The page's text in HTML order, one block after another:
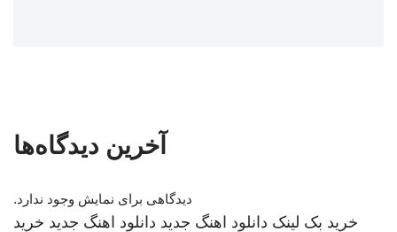
آخرین دیدگاه‌ها
دیدگاهی برای نمایش وجود ندارد.
خرید بک لینک دانلود اهنگ جدید دانلود اهنگ جدید خرید